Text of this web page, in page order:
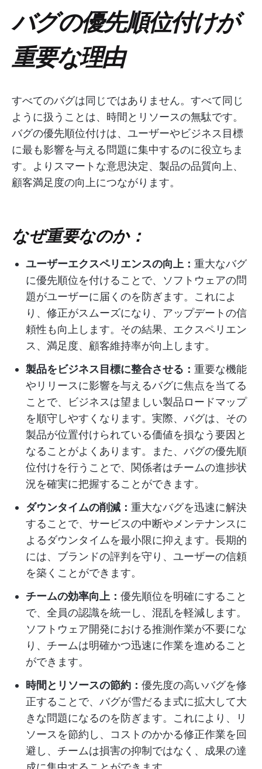
バグの優先順位付けが
重要な理由
すべてのバグは同じではありません。すべて同じ
ように扱うことは、時間とリソースの無駄です。
バグの優先順位付けは、ユーザーやビジネス目標
に最も影響を与える問題に集中するのに役立ちま
す。よりスマートな意思決定、製品の品質向上、
顧客満足度の向上につながります。
なぜ重要なのか：
ユーザーエクスペリエンスの向上： 重大なバグ
に優先順位を付けることで、ソフトウェアの問
題がユーザーに届くのを防ぎます。これによ
り、修正がスムーズになり、アップデートの信
頼性も向上します。その結果、エクスペリエン
ス、満足度、顧客維持率が向上します。
製品をビジネス目標に整合させる： 重要な機能
やリリースに影響を与えるバグに焦点を当てる
ことで、ビジネスは望ましい製品ロードマップ
を順守しやすくなります。実際、バグは、その
製品が位置付けられている価値を損なう要因と
なることがよくあります。また、バグの優先順
位付けを行うことで、関係者はチームの進捗状
況を確実に把握することができます。
ダウンタイムの削減： 重大なバグを迅速に解決
することで、サービスの中断やメンテナンスに
よるダウンタイムを最小限に抑えます。長期的
には、ブランドの評判を守り、ユーザーの信頼
を築くことができます。
チームの効率向上： 優先順位を明確にすること
で、全員の認識を統一し、混乱を軽減します。
ソフトウェア開発における推測作業が不要にな
り、チームは明確かつ迅速に作業を進めること
ができます。
時間とリソースの節約： 優先度の高いバグを修
正することで、バグが雪だるま式に拡大して大
きな問題になるのを防ぎます。これにより、リ
ソースを節約し、コストのかかる修正作業を回
避し、チームは損害の抑制ではなく、成果の達